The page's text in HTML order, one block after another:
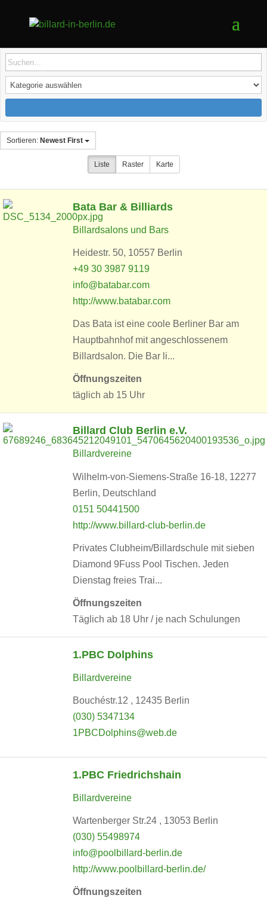
Sortieren: Newest First
Liste Raster Karte
Bata Bar & Billiards
Billardsalons und Bars
Heidestr. 50, 10557 Berlin
+49 30 3987 9119
info@batabar.com
http://www.batabar.com
Das Bata ist eine coole Berliner Bar am
Hauptbahnhof mit angeschlossenem
Billardsalon. Die Bar li...
Öffnungszeiten
täglich ab 15 Uhr
Billard Club Berlin e.V.
Billardvereine
Wilhelm-von-Siemens-Straße 16-18, 12277
Berlin, Deutschland
0151 50441500
http://www.billard-club-berlin.de
Privates Clubheim/Billardschule mit sieben
Diamond 9Fuss Pool Tischen. Jeden
Dienstag freies Trai...
Öffnungszeiten
Täglich ab 18 Uhr / je nach Schulungen
1.PBC Dolphins
Billardvereine
Bouchéstr.12 , 12435 Berlin
(030) 5347134
1PBCDolphins@web.de
1.PBC Friedrichshain
Billardvereine
Wartenberger Str.24 , 13053 Berlin
(030) 55498974
info@poolbillard-berlin.de
http://www.poolbillard-berlin.de/
Öffnungszeiten